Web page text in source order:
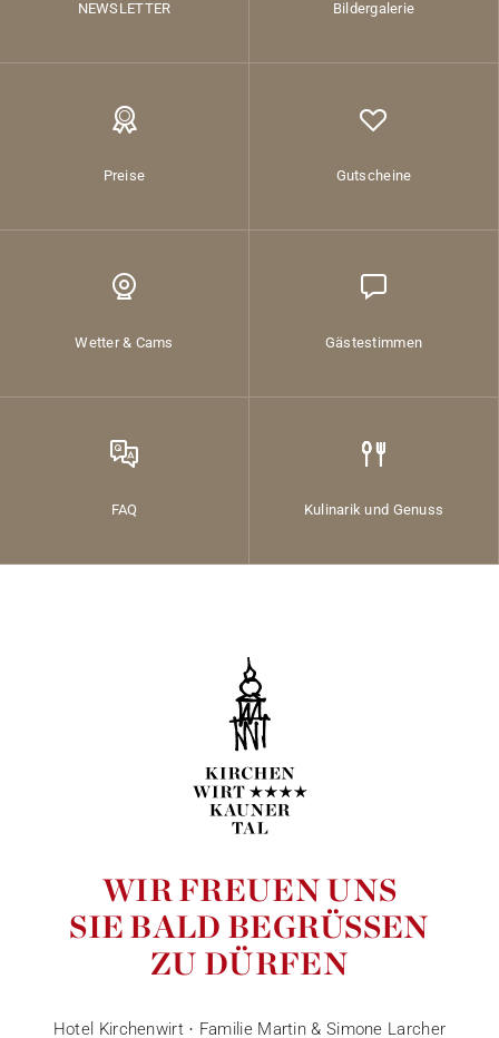
NEWSLETTER Bildergalerie
Preise Gutscheine
Wetter & Cams Gästestimmen
FAQ Kulinarik und Genuss
WIR FREUEN UNS
SIE BALD BEGRÜSSEN
ZU DÜRFEN
Hotel Kirchenwirt · Familie Martin & Simone Larcher